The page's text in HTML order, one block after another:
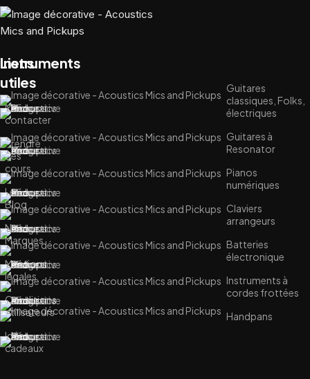
Liens
utiles
Me
contacter
Prendre
des
cours
Le
Blog
Nos
Marques
Mentions
légales
Conditions
utilisateurs
Idées
cadeaux
Instruments
Guitares
classiques, Folks,
électriques
Guitares à
Resonator
Pianos
numériques
Claviers
arrangeurs
Batteries
électronique
Instruments à
cordes frottées
Handpans